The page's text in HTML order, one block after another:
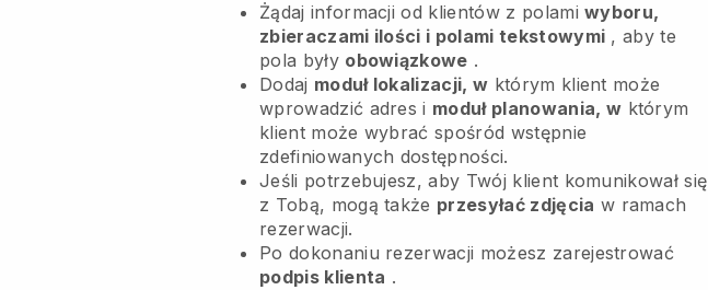
Żądaj informacji od klientów z polamiwyboru,
zbieraczami ilości i polami tekstowymi , aby te
pola były obowiązkowe .
Dodaj moduł lokalizacji, w którym klient może
wprowadzić adres i moduł planowania, w którym
klient może wybrać spośród wstępnie
zdefiniowanych dostępności.
Jeśli potrzebujesz, aby Twój klient komunikował się
z Tobą, mogą także przesyłać zdjęcia w ramach
rezerwacji.
Po dokonaniu rezerwacji możesz zarejestrować
podpis klienta .